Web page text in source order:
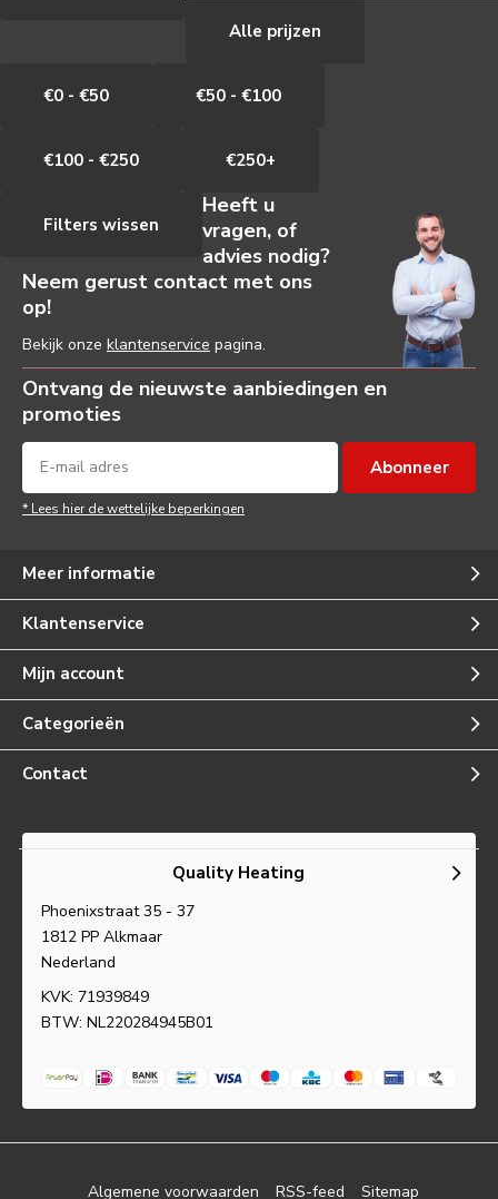
Alle prijzen
€0 - €50 €50 - €100
€100 - €250 €250+
Filters wissen
Heeft u
vragen, of
advies nodig?
Neem gerust contact met ons
op!
Bekijk onze klantenservice pagina.
Ontvang de nieuwste aanbiedingen en
promoties
Abonneer
* Lees hier de wettelijke beperkingen
Meer informatie
Klantenservice
Mijn account
Categorieën
Contact
Quality Heating
Phoenixstraat 35 - 37
1812 PP Alkmaar
Nederland
KVK: 71939849
BTW: NL220284945B01
Algemene voorwaarden RSS-feed Sitemap